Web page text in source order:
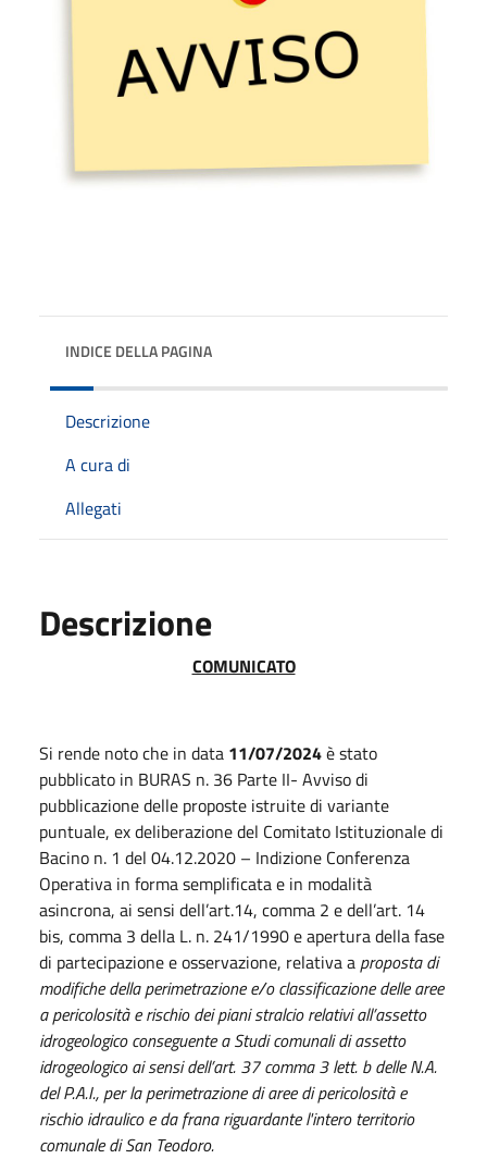
INDICE DELLA PAGINA
Descrizione
A cura di
Allegati
Descrizione
COMUNICATO
Si rende noto che in data 11/07/2024è stato
pubblicato in BURAS n. 36 Parte II- Avviso di
pubblicazione delle proposte istruite di variante
puntuale, ex deliberazione del Comitato Istituzionale di
Bacino n. 1 del 04.12.2020 – Indizione Conferenza
Operativa in forma semplificata e in modalità
asincrona, ai sensi dell’art.14, comma 2 e dell’art. 14
bis, comma 3 della L. n. 241/1990 e apertura della fase
di partecipazione e osservazione, relativa a proposta di
modifiche della perimetrazione e/o classificazione delle aree
a pericolosità e rischio dei piani stralcio relativi all’assetto
idrogeologico conseguente a Studi comunali di assetto
idrogeologico ai sensi dell’art. 37 comma 3 lett. b delle N.A.
del P.A.I., per la perimetrazione di aree di pericolosità e
rischio idraulico e da frana riguardante l'intero territorio
comunale di San Teodoro.